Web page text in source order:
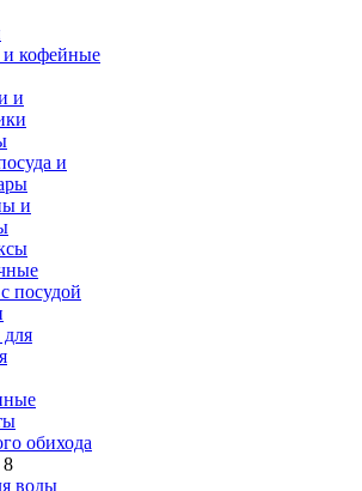
кофейные
и
и
и
посудой
обихода